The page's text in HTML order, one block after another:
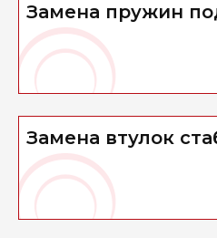
Замена пружин
Замена втулок